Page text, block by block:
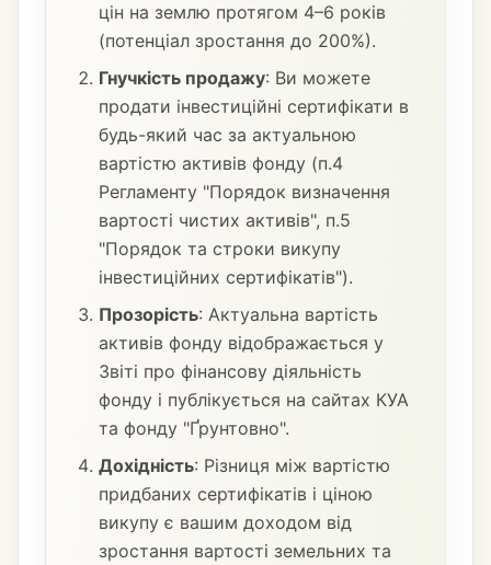
цін на землю протягом 4–6 років
(потенціал зростання до 200%).
Гнучкість продажу: Ви можете
продати інвестиційні сертифікати в
будь-який час за актуальною
вартістю активів фонду (п.4
Регламенту "Порядок визначення
вартості чистих активів", п.5
"Порядок та строки викупу
інвестиційних сертифікатів").
Прозорість: Актуальна вартість
активів фонду відображається у
Звіті про фінансову діяльність
фонду і публікується на сайтах КУА
та фонду "Ґрунтовно".
Дохідність: Різниця між вартістю
придбаних сертифікатів і ціною
викупу є вашим доходом від
зростання вартості земельних та